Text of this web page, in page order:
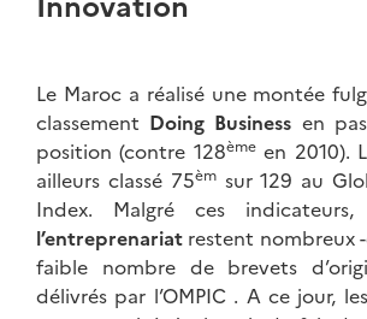
Le Maroc a réalisé une montée
classement Doing Business en
position (contre 128èmeen 2010).
ailleurs classé 75èmsur 129 au
Index. Malgré ces
l’entreprenariat restent nombreux
faible nombre de brevets
délivrés par l’OMPIC . A ce jour, les